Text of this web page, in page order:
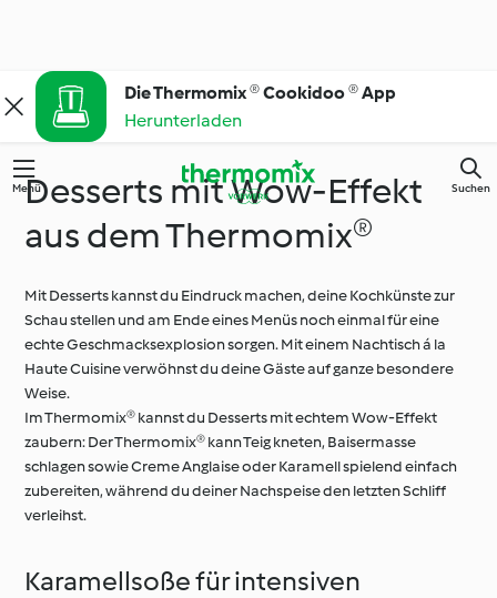
Die Thermomix ® Cookidoo ® App
Herunterladen
Menü Suchen
Desserts mit Wow-Effekt
aus dem Thermomix®
Mit Desserts kannst du Eindruck machen, deine Kochkünste zur
Schau stellen und am Ende eines Menüs noch einmal für eine
echte Geschmacksexplosion sorgen. Mit einem Nachtisch á la
Haute Cuisine verwöhnst du deine Gäste auf ganze besondere
Weise.
Im Thermomix® kannst du Desserts mit echtem Wow-Effekt
zaubern: Der Thermomix® kann Teig kneten, Baisermasse
schlagen sowie Creme Anglaise oder Karamell spielend einfach
zubereiten, während du deiner Nachspeise den letzten Schliff
verleihst.
Karamellsoße für intensiven